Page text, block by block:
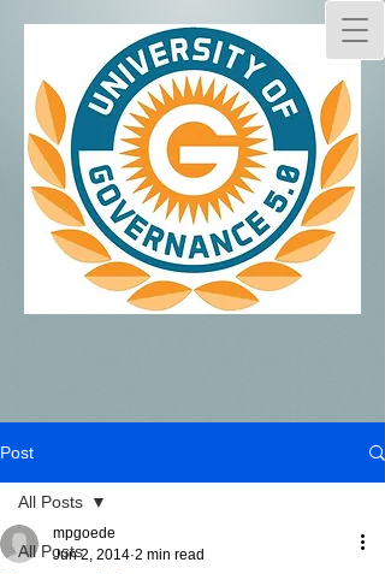
Post
All Posts
All Posts
mpgoede
Jun 2, 2014 2 min read